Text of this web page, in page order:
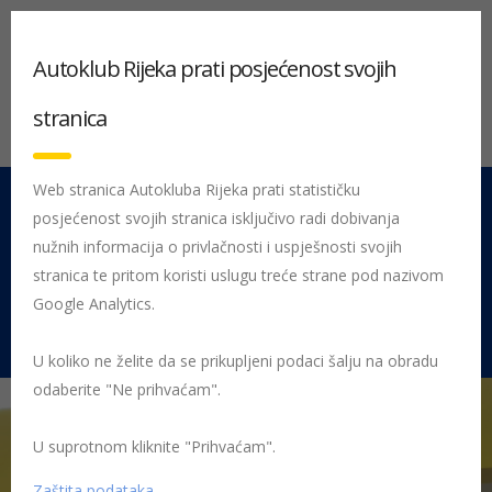
051 212 442 Centrala
Pon - Pet 08:00 - 16:00
Rujevica 9/1, 51000 Rijeka
Početna Posljednje objavljene novosti
Autoklub Rijeka prati posjećenost svojih
stranica
Web stranica Autokluba Rijeka prati statističku
posjećenost svojih stranica isključivo radi dobivanja
nužnih informacija o privlačnosti i uspješnosti svojih
stranica te pritom koristi uslugu treće strane pod nazivom
Google Analytics.
U koliko ne želite da se prikupljeni podaci šalju na obradu
odaberite "Ne prihvaćam".
U suprotnom kliknite "Prihvaćam".